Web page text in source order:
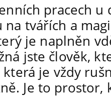
pracech u
na tvářích a
je naplněn
jste člověk,
je vždy
Je to prostor,